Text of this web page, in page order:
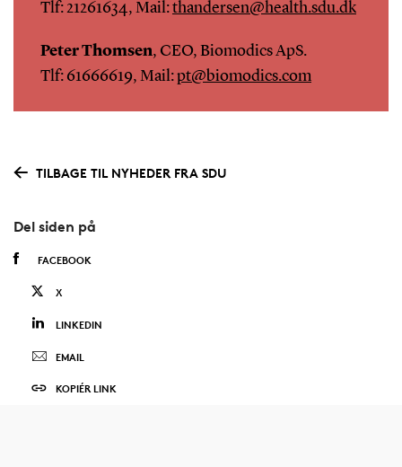
Tlf: 21261634, Mail:thandersen@health.sdu.dk
Peter Thomsen, CEO, Biomodics ApS.
Tlf: 61666619, Mail:pt@biomodics.com
TILBAGE TIL NYHEDER FRA SDU
Del siden på
FACEBOOK
X
LINKEDIN
EMAIL
KOPIÉR LINK